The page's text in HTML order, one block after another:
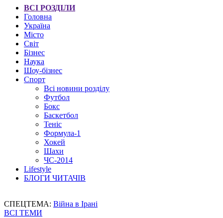
ВСІ РОЗДІЛИ
Головна
Україна
Місто
Світ
Бізнес
Наука
Шоу-бізнес
Спорт
Всі новини розділу
Футбол
Бокс
Баскетбол
Теніс
Формула-1
Хокей
Шахи
ЧС-2014
Lifestyle
БЛОГИ ЧИТАЧІВ
СПЕЦТЕМА: Війна в Ірані
ВСІ ТЕМИ